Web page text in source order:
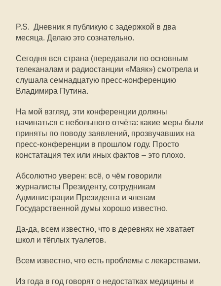
P.S. Дневник я публикую с задержкой в два
месяца. Делаю это сознательно.
Сегодня вся страна (передавали по основным
телеканалам и радиостанции «Маяк») смотрела и
слушала семнадцатую пресс-конференцию
Владимира Путина.
На мой взгляд, эти конференции должны
начинаться с небольшого отчёта: какие меры были
приняты по поводу заявлений, прозвучавших на
пресс-конференции в прошлом году. Просто
констатация тех или иных фактов – это плохо.
Абсолютно уверен: всё, о чём говорили
журналисты Президенту, сотрудникам
Администрации Президента и членам
Государственной думы хорошо известно.
Да-да, всем известно, что в деревнях не хватает
школ и тёплых туалетов.
Всем известно, что есть проблемы с лекарствами.
Из года в год говорят о недостатках медицины и